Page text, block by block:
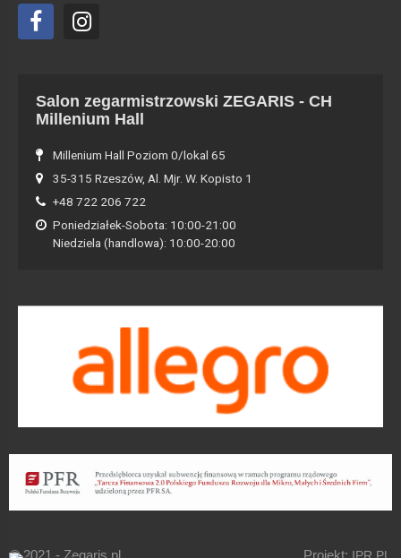
Salon zegarmistrzowski ZEGARIS - CH
Millenium Hall
Millenium Hall Poziom 0/lokal 65
35-315 Rzeszów, Al. Mjr. W. Kopisto 1
+48 722 206 722
Poniedziałek-Sobota: 10:00-21:00
Niedziela (handlowa): 10:00-20:00
© 2021 - Zegaris.pl Projekt: